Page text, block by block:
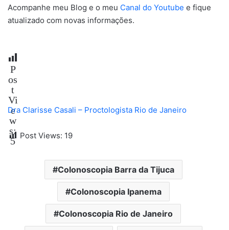
Acompanhe meu Blog e o meu Canal do Youtube e fique
atualizado com novas informações.
P
os
t
Vi
e
w
s:
5
Dra Clarisse Casali – Proctologista Rio de Janeiro
Post Views: 19
Colonoscopia Barra da Tijuca
Colonoscopia Ipanema
Colonoscopia Rio de Janeiro